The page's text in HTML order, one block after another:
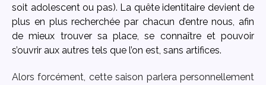
soit adolescent ou pas). La quête identitaire devient de
plus en plus recherchée par chacun d’entre nous, afin
de mieux trouver sa place, se connaître et pouvoir
s’ouvrir aux autres tels que l’on est, sans artifices.
Alors forcément, cette saison parlera personnellement